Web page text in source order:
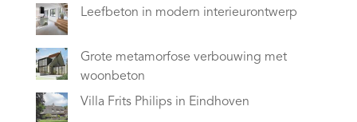
Leefbeton in modern interieurontwerp
Grote metamorfose verbouwing met
woonbeton
Villa Frits Philips in Eindhoven